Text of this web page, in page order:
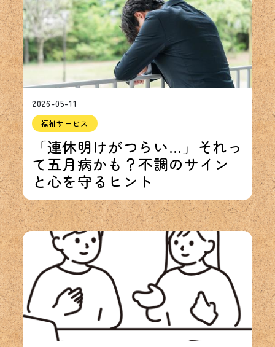
2026-05-11
福祉サービス
「連休明けがつらい…」それっ
て五月病かも？不調のサイン
と心を守るヒント